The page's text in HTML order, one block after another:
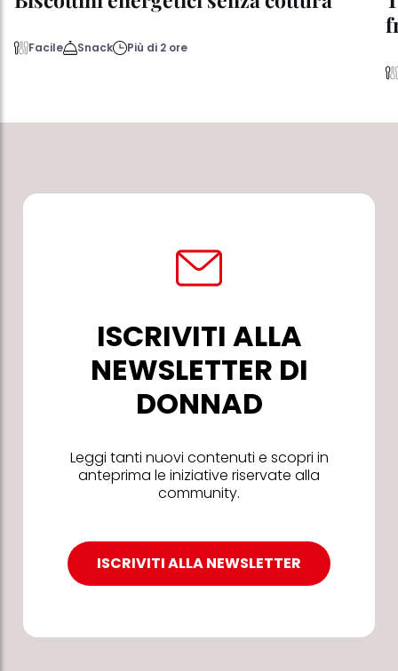
Facile Snack Più di 2 ore
ISCRIVITI ALLA
NEWSLETTER DI
DONNAD
Leggi tanti nuovi contenuti e scopri in
anteprima le iniziative riservate alla
community.
ISCRIVITI ALLA NEWSLETTER